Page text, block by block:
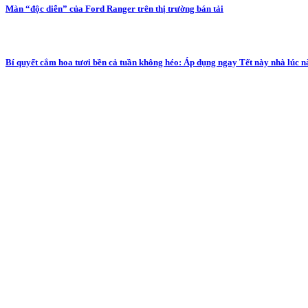
Màn “độc diễn” của Ford Ranger trên thị trường bán tải
Bí quyết cắm hoa tươi bền cả tuần không héo: Áp dụng ngay Tết này nhà lúc